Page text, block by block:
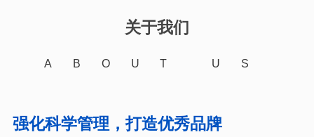
关于我们
ABOUT US
强化科学管理，打造优秀品牌